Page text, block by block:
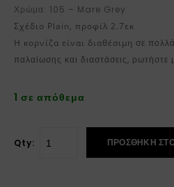
Χρώμα: 105 – Mare Grey
Σχέδιο Plain, προφίλ 2.7εκ
Η κορνίζα είναι διαθέσιμη σε
παλαίωσης και διαστάσεις, ρωτήστε
1 σε απόθεμα
Qty: ΠΡΟΣΘΉΚΗ